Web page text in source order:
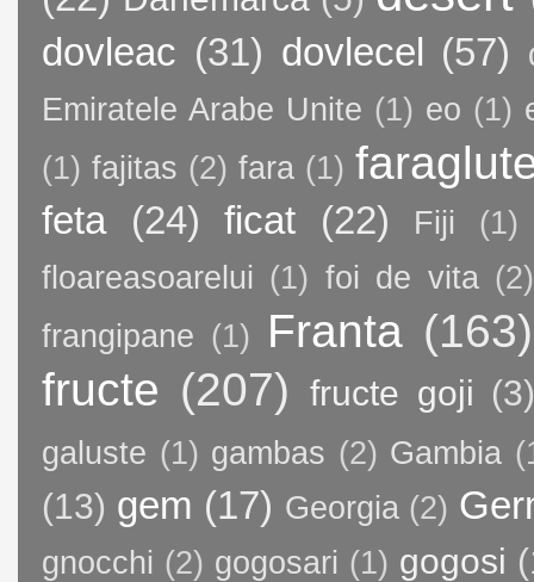
dovleac (31) dovlecel (57)
Emiratele Arabe Unite (1) eo (1)
(1) fajitas (2) fara (1)
feta (24) ficat (22) Fiji
(1)
floareasoarelui (1) foi de vita (2)
frangipane (1) Franta (163)
fructe (207) fructe goji (3)
galuste (1) gambas (2) Gambia
(13) gem (17) Georgia (2)
gnocchi (2) gogosari (1) gogosi